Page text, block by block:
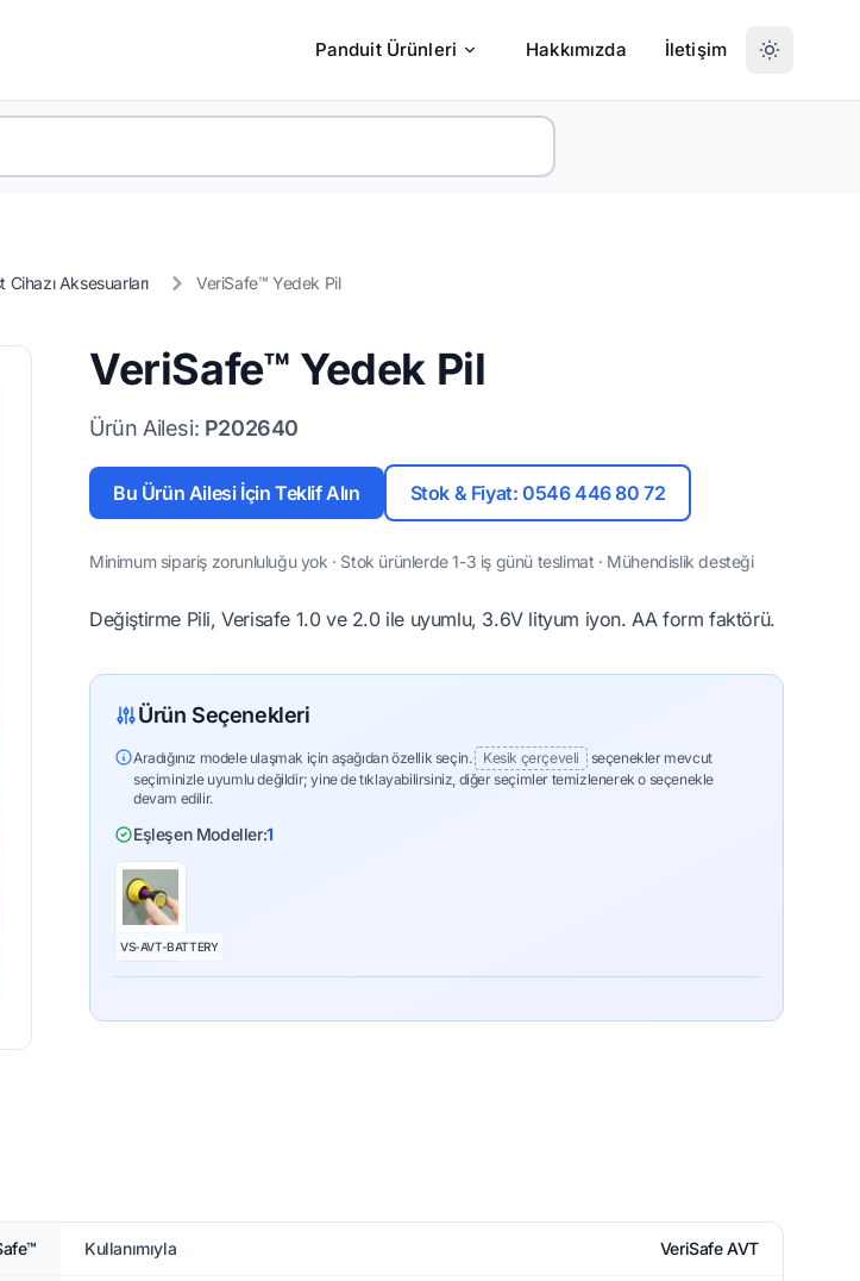
Panduit Ürünleri Hakkımızda İletişim
Aksesuarları VeriSafe™ Yedek Pil
VeriSafe™ Yedek Pil
Ürün Ailesi: P202640
Bu Ürün Ailesi İçin Teklif Alın Stok & Fiyat: 0546 446 80 72
Minimum sipariş zorunluluğu yok · Stok ürünlerde 1-3 iş günü teslimat · Mühendislik desteği
Değiştirme Pili, Verisafe 1.0 ve 2.0 ile uyumlu, 3.6V lityum iyon. AA form faktörü.
Ürün Seçenekleri
Aradığınız modele ulaşmak için aşağıdan özellik seçin. Kesik çerçeveli
seçenekler mevcut
seçiminizle uyumlu değildir; yine de tıklayabilirsiniz, diğer seçimler temizlenerek o seçenekle
devam edilir.
Eşleşen Modeller:1
VS-AVT-BATTERY
Kullanımıyla VeriSafe AVT